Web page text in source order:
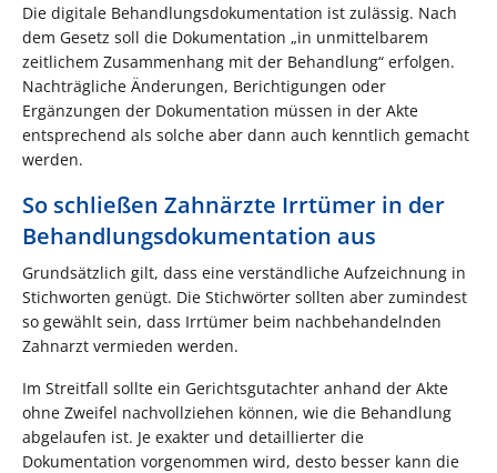
Die digitale Behandlungsdokumentation ist zulässig. Nach
dem Gesetz soll die Dokumentation „in unmittelbarem
zeitlichem Zusammenhang mit der Behandlung“ erfolgen.
Nachträgliche Änderungen, Berichtigungen oder
Ergänzungen der Dokumentation müssen in der Akte
entsprechend als solche aber dann auch kenntlich gemacht
werden.
So schließen Zahnärzte Irrtümer in der
Behandlungsdokumentation aus
Grundsätzlich gilt, dass eine verständliche Aufzeichnung in
Stichworten genügt. Die Stichwörter sollten aber zumindest
so gewählt sein, dass Irrtümer beim nachbehandelnden
Zahnarzt vermieden werden.
Im Streitfall sollte ein Gerichtsgutachter anhand der Akte
ohne Zweifel nachvollziehen können, wie die Behandlung
abgelaufen ist. Je exakter und detaillierter die
Dokumentation vorgenommen wird, desto besser kann die